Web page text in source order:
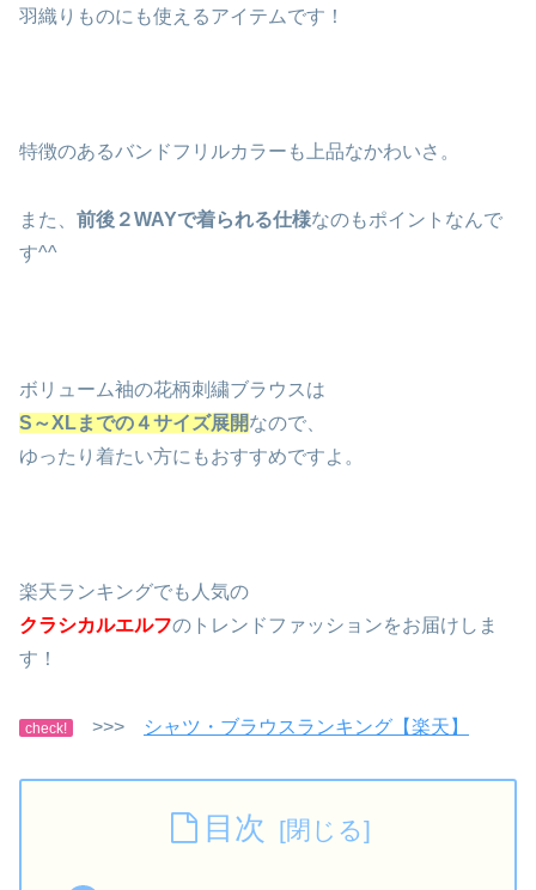
羽織りものにも使えるアイテムです！
特徴のあるバンドフリルカラーも上品なかわいさ。
また、 前後２WAYで着られる仕様なのもポイントなんで
す^^
ボリューム袖の花柄刺繍ブラウスは
S～XLまでの４サイズ展開なので、
ゆったり着たい方にもおすすめですよ。
楽天ランキングでも人気の
クラシカルエルフのトレンドファッションをお届けしま
す！
check! >>> シャツ・ブラウスランキング【楽天】
目次